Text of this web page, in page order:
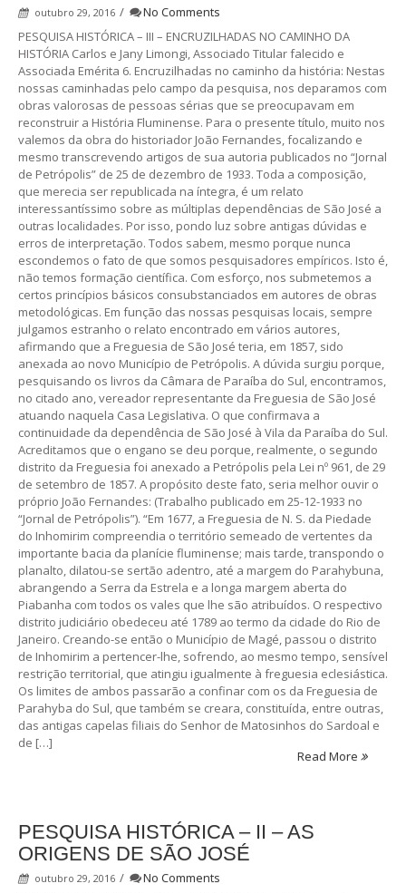
outubro 29, 2016 /
No Comments
PESQUISA HISTÓRICA – III – ENCRUZILHADAS NO CAMINHO DA
HISTÓRIA Carlos e Jany Limongi, Associado Titular falecido e
Associada Emérita 6. Encruzilhadas no caminho da história: Nestas
nossas caminhadas pelo campo da pesquisa, nos deparamos com
obras valorosas de pessoas sérias que se preocupavam em
reconstruir a História Fluminense. Para o presente título, muito nos
valemos da obra do historiador João Fernandes, focalizando e
mesmo transcrevendo artigos de sua autoria publicados no “Jornal
de Petrópolis” de 25 de dezembro de 1933. Toda a composição,
que merecia ser republicada na íntegra, é um relato
interessantíssimo sobre as múltiplas dependências de São José a
outras localidades. Por isso, pondo luz sobre antigas dúvidas e
erros de interpretação. Todos sabem, mesmo porque nunca
escondemos o fato de que somos pesquisadores empíricos. Isto é,
não temos formação científica. Com esforço, nos submetemos a
certos princípios básicos consubstanciados em autores de obras
metodológicas. Em função das nossas pesquisas locais, sempre
julgamos estranho o relato encontrado em vários autores,
afirmando que a Freguesia de São José teria, em 1857, sido
anexada ao novo Município de Petrópolis. A dúvida surgiu porque,
pesquisando os livros da Câmara de Paraíba do Sul, encontramos,
no citado ano, vereador representante da Freguesia de São José
atuando naquela Casa Legislativa. O que confirmava a
continuidade da dependência de São José à Vila da Paraíba do Sul.
Acreditamos que o engano se deu porque, realmente, o segundo
distrito da Freguesia foi anexado a Petrópolis pela Lei nº 961, de 29
de setembro de 1857. A propósito deste fato, seria melhor ouvir o
próprio João Fernandes: (Trabalho publicado em 25-12-1933 no
“Jornal de Petrópolis”). “Em 1677, a Freguesia de N. S. da Piedade
do Inhomirim compreendia o território semeado de vertentes da
importante bacia da planície fluminense; mais tarde, transpondo o
planalto, dilatou-se sertão adentro, até a margem do Parahybuna,
abrangendo a Serra da Estrela e a longa margem aberta do
Piabanha com todos os vales que lhe são atribuídos. O respectivo
distrito judiciário obedeceu até 1789 ao termo da cidade do Rio de
Janeiro. Creando-se então o Município de Magé, passou o distrito
de Inhomirim a pertencer-lhe, sofrendo, ao mesmo tempo, sensível
restrição territorial, que atingiu igualmente à freguesia eclesiástica.
Os limites de ambos passarão a confinar com os da Freguesia de
Parahyba do Sul, que também se creara, constituída, entre outras,
das antigas capelas filiais do Senhor de Matosinhos do Sardoal e
de […]
Read More
PESQUISA HISTÓRICA – II – AS
ORIGENS DE SÃO JOSÉ
outubro 29, 2016 /
No Comments